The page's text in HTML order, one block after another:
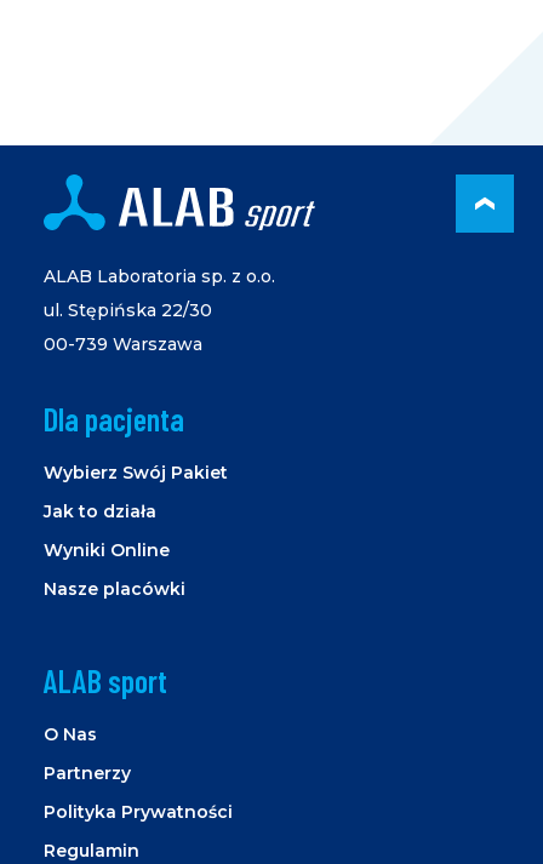
ALAB Laboratoria sp. z o.o.
ul. Stępińska 22/30
00-739 Warszawa
Dla pacjenta
Wybierz Swój Pakiet
Jak to działa
Wyniki Online
Nasze placówki
ALAB sport
O Nas
Partnerzy
Polityka Prywatności
Regulamin